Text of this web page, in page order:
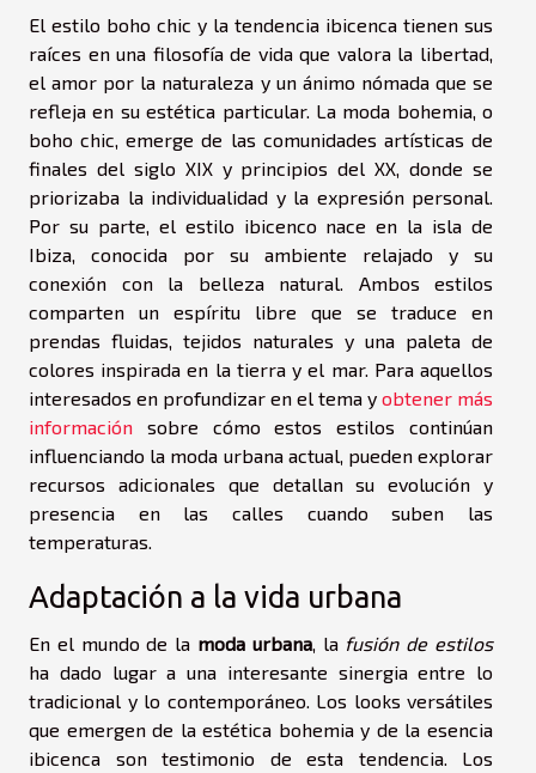
El estilo boho chic y la tendencia ibicenca tienen sus
raíces en una filosofía de vida que valora la libertad,
el amor por la naturaleza y un ánimo nómada que se
refleja en su estética particular. La moda bohemia, o
boho chic, emerge de las comunidades artísticas de
finales del siglo XIX y principios del XX, donde se
priorizaba la individualidad y la expresión personal.
Por su parte, el estilo ibicenco nace en la isla de
Ibiza, conocida por su ambiente relajado y su
conexión con la belleza natural. Ambos estilos
comparten un espíritu libre que se traduce en
prendas fluidas, tejidos naturales y una paleta de
colores inspirada en la tierra y el mar. Para aquellos
interesados en profundizar en el tema y obtener más
información sobre cómo estos estilos continúan
influenciando la moda urbana actual, pueden explorar
recursos adicionales que detallan su evolución y
presencia en las calles cuando suben las
temperaturas.
Adaptación a la vida urbana
En el mundo de la moda urbana, la fusión de estilos
ha dado lugar a una interesante sinergia entre lo
tradicional y lo contemporáneo. Los looks versátiles
que emergen de la estética bohemia y de la esencia
ibicenca son testimonio de esta tendencia. Los